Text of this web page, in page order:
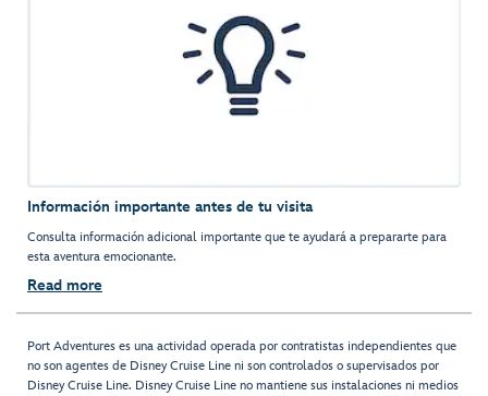
Información importante antes de tu visita
Consulta información adicional importante que te ayudará a prepararte para
esta aventura emocionante.
Read more
Port Adventures es una actividad operada por contratistas independientes que
no son agentes de Disney Cruise Line ni son controlados o supervisados por
Disney Cruise Line. Disney Cruise Line no mantiene sus instalaciones ni medios